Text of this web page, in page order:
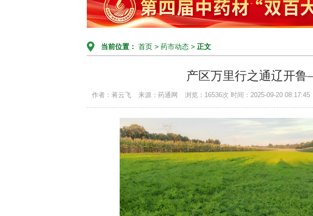
当前位置： 首页 > 药市动态 > 正文
产区万里行之通辽开
作者：蒋云飞 来源：药通网 浏览：16536次 时间：2025-09-20 08:17:45